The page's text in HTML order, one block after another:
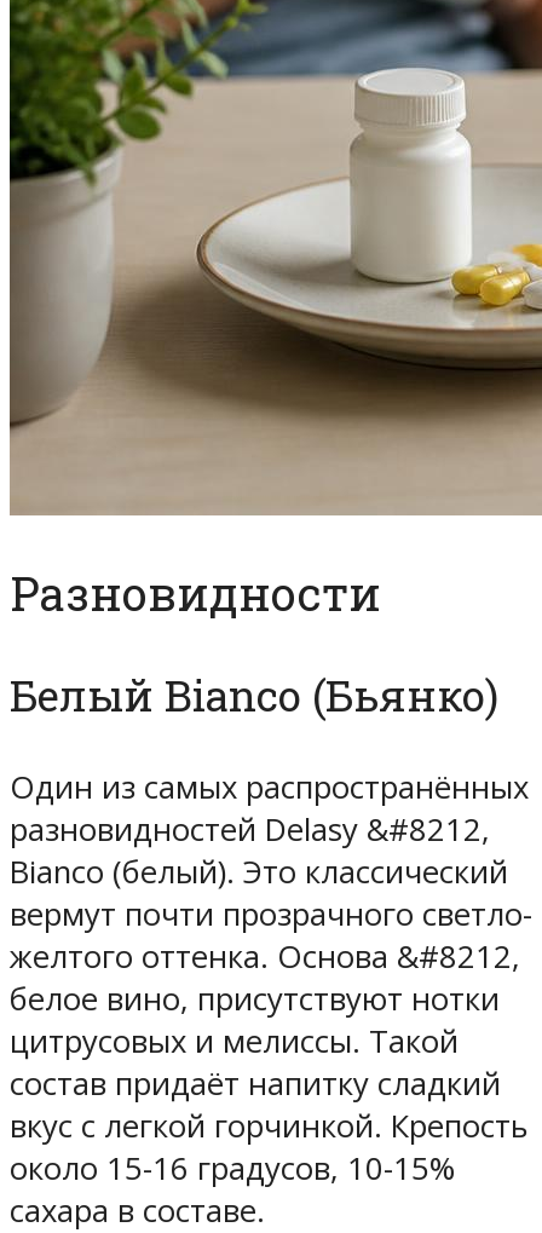
Разновидности
Белый Bianco (Бьянко)
Один из самых распространённых
разновидностей Delasy &#8212,
Bianco (белый). Это классический
вермут почти прозрачного светло-
желтого оттенка. Основа &#8212,
белое вино, присутствуют нотки
цитрусовых и мелиссы. Такой
состав придаёт напитку сладкий
вкус с легкой горчинкой. Крепость
около 15-16 градусов, 10-15%
сахара в составе.